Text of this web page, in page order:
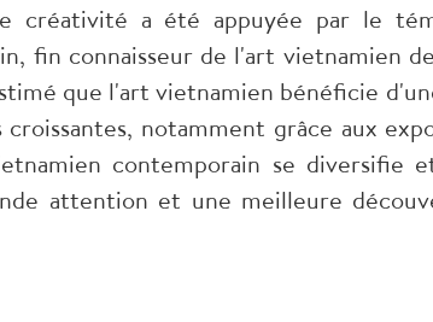
créativité a été appuyée par le
fin connaisseur de l'art vietnamien
que l'art vietnamien bénéficie
notamment grâce aux
contemporain se diversifie
attention et une meilleure